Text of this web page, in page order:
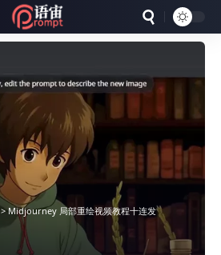
>Midjourney 局部重绘视频教程十连发